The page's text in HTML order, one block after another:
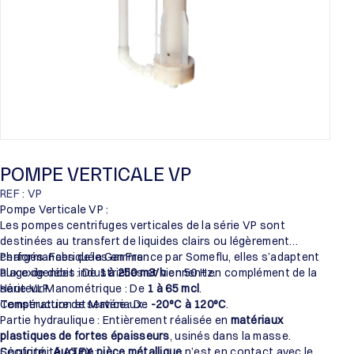
POMPE VERTICALE VP
REF : VP
Pompe Verticale VP :
Les pompes centrifuges verticales de la série VP sont
destinées au transfert de liquides clairs ou légèrement
chargés. Fabriquées en France par Someflu, elles s’adaptent
aux exigences industrielles et viennent en complément de la
série VLP.
Performances de la Gamme :
Plage de débit : De1 à 250 m3/hen 50 Hz.
Hauteur Manométrique : De 1 à 65 mcl.
Température de service : De -20°C à 120°C.
Construction et Matériaux :
Partie hydraulique : Entièrement réalisée en matériaux
plastiques de fortes épaisseurs, usinés dans la masse.